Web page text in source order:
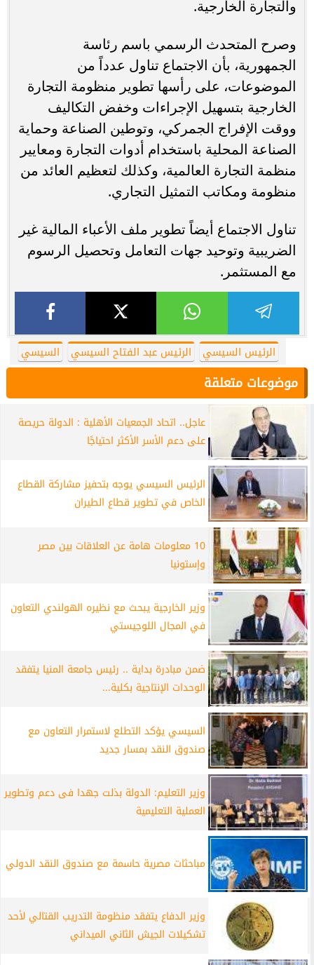
والتجارة الخارجية.
وصرح المتحدث الرسمي باسم رئاسة
الجمهورية، بأن الاجتماع تناول عدداً من
الموضوعات، على رأسها تطوير منظومة التجارة
الخارجية بتسهيل الإجراءات وخفض التكاليف
ووقت الإفراج الجمركي، وتوطين الصناعة وحماية
الصناعة المحلية باستخدام أدوات التجارة ومعايير
منظمة التجارة العالمية، وكذلك لتعظيم العائد من
منظومة ومكاتب التمثيل التجاري.
تناول الاجتماع أيضاً تطوير ملف الأعباء المالية غير
الضريبية وتوحيد جهات التعامل وتحصيل الرسوم
مع المستثمر.
الرئيس السيسي الرئيس عبد الفتاح السيسي السيسي
موضوعات متعلقة
عاجل.. اتحاد الجمعيات الأهلية : الدولة حريصة
على دعم الأسر الأكثر احتياجًا
الرئيس السيسي يوجه بتحفيز مشاركة القطاع
الخاص في تطوير قطاع الطيران
10 معلومات هامة عن العلاقات بين مصر
وإستونيا
وزير الخارجية يبحث مع نظيره الهولندي التعاون
في المجال اللوجيستي
ضمن مبادرة بداية .. رئيس جامعة المنيا يتفقد
الوحدات الإنتاجية بكلية...
السيسي يؤكد التطلع لاستمرار التعاون مع
صندوق النقد بمسار جديد
وزير التعليم: الدولة بذلت جهدا فى دعم وتطوير
العملية التعليمية
مباحثات مصرية حاسمة مع صندوق النقد الدولي
وزير الدفاع يتفقد منظومة التدريب القتالي لأحد
تشكيلات الجيش الثاني الميداني